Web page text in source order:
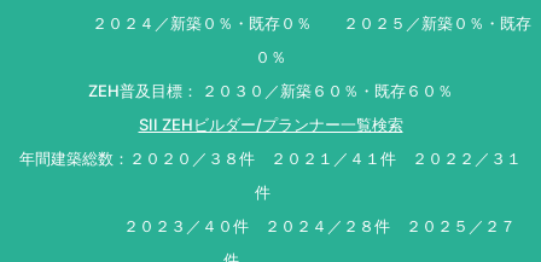
２０２４／新築０％・既存０％ ２０２５／新築０％・既存
０％
ZEH普及目標： ２０３０／新築６０％・既存６０％
SII ZEHビルダー/プランナー一覧検索
年間建築総数：２０２０／３８件 ２０２１／４１件 ２０２２／３１
件
２０２３／４０件 ２０２４／２８件 ２０２５／２７